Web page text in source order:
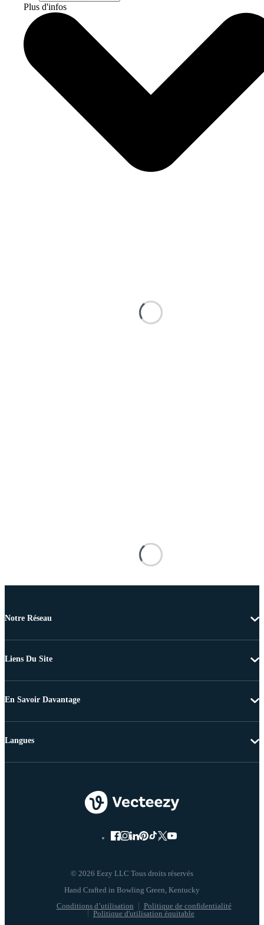
Plus d'infos
Notre Réseau
Liens Du Site
En Savoir Davantage
© 2026 Eezy LLC Tous droits réservés
Conditions d’utilisation
Politique de confidentialité
Politique d'utilisation équitable
Langues